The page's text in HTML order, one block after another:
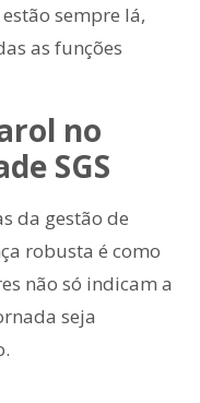
sempre lá,
as funções
no
SGS
da gestão de
robusta é como
não só indicam a
seja